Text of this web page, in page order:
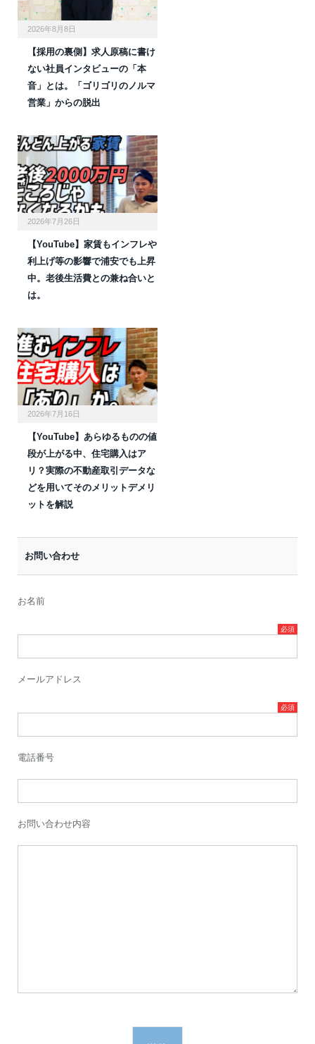
2026年8月8日
【採用の裏側】求人原稿に書け
ない社員インタビューの「本
音」とは。「ゴリゴリのノルマ
営業」からの脱出
2026年7月26日
【YouTube】家賃もインフレや
利上げ等の影響で浦安でも上昇
中。老後生活費との兼ね合いと
は。
2026年7月16日
【YouTube】あらゆるものの値
段が上がる中、住宅購入はア
リ？実際の不動産取引データな
どを用いてそのメリットデメリ
ットを解説
お問い合わせ
お名前
メールアドレス
電話番号
お問い合わせ内容